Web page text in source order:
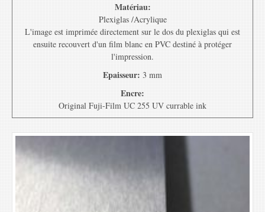
Matériau:
Plexiglas /Acrylique
L'image est imprimée directement sur le dos du plexiglas qui est
ensuite recouvert d'un film blanc en PVC destiné à protéger
l'impression.
Epaisseur: 3 mm
Encre:
Original Fuji-Film UC 255 UV currable ink